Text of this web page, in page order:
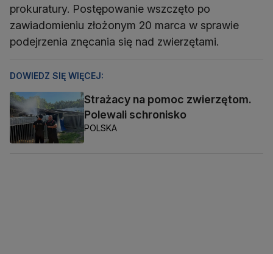
prokuratury. Postępowanie wszczęto po
zawiadomieniu złożonym 20 marca w sprawie
podejrzenia znęcania się nad zwierzętami.
DOWIEDZ SIĘ WIĘCEJ:
Strażacy na pomoc zwierzętom.
Polewali schronisko
POLSKA